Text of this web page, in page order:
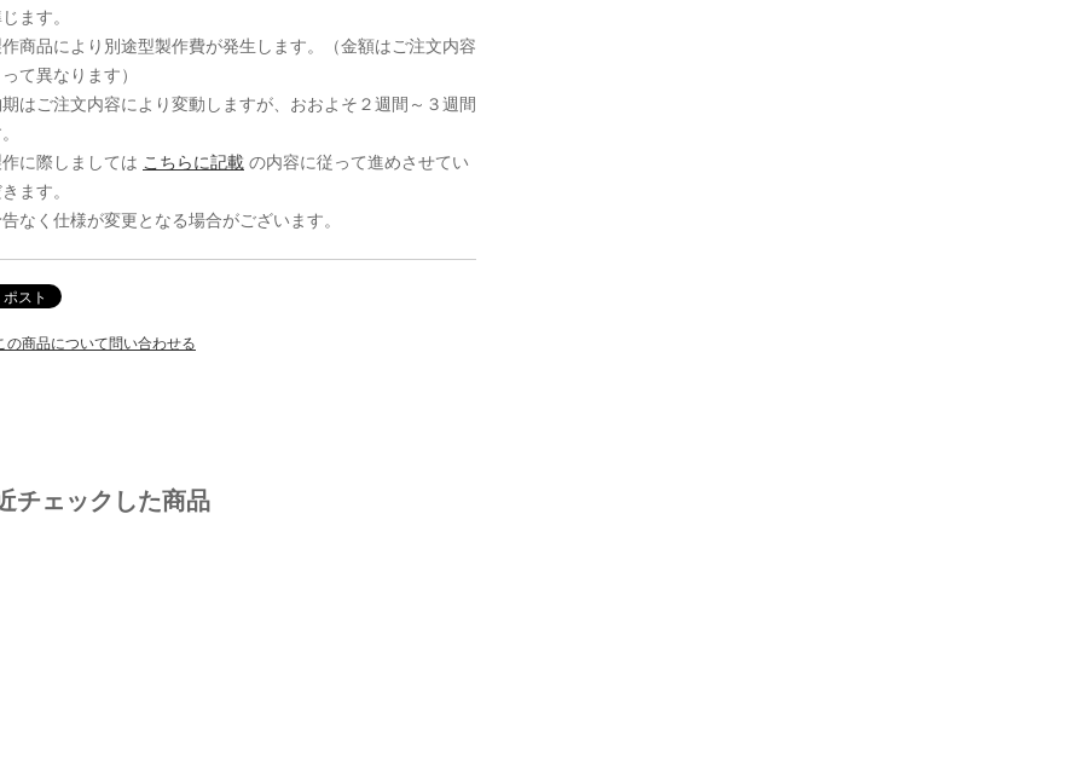
ます。
商品により別途型製作費が発生します。（金額はご注文内容
て異なります）
はご注文内容により変動しますが、おおよそ２週間～３週間
に際しましては こちらに記載 の内容に従って進めさせてい
ます。
なく仕様が変更となる場合がございます。
の商品について問い合わせる
チェックした商品